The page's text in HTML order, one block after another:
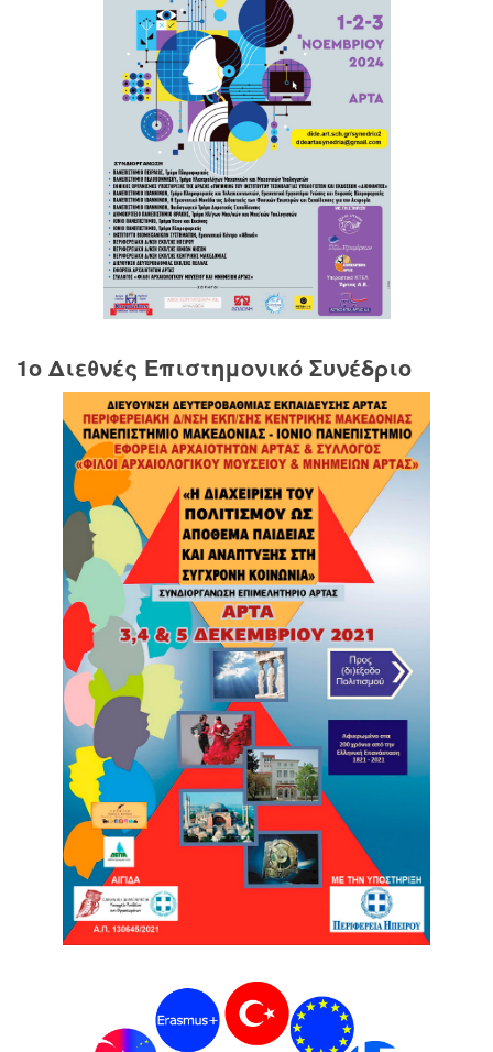
1o Διεθνές Επιστημονικό Συνέδριο